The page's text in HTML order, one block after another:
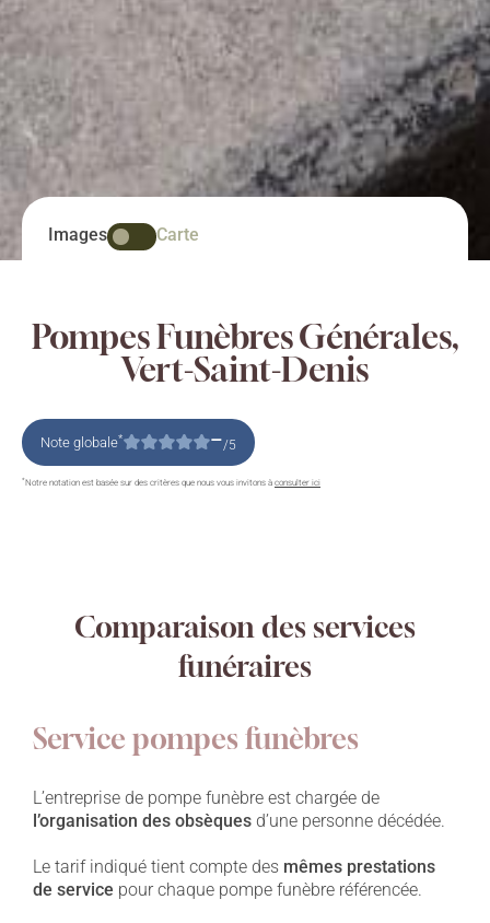
Images Carte
Pompes Funèbres Générales,
Vert-Saint-Denis
Note globale* –/5
*Notre notation est basée sur des critères que nous vous invitons à consulter ici
Comparaison des services
funéraires
Service pompes funèbres
L’entreprise de pompe funèbre est chargée de
l’organisation des obsèques d’une personne décédée.
Le tarif indiqué tient compte des mêmes prestations
de service pour chaque pompe funèbre référencée.